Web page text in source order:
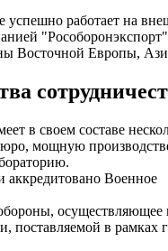
успешно работает на
Восточной Европы,
в своем составе
мощную
аккредитовано Военное
осуществляющее
поставляемой в рамках